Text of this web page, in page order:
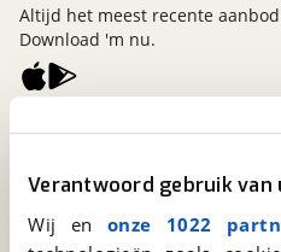
Verantwoord gebruik van
Wij en onze 1022
viaBOVAG.nl
3981 AJ Bunnik
Een initiatief van
BOVAG
Altijd het meest recente
Download 'm nu.